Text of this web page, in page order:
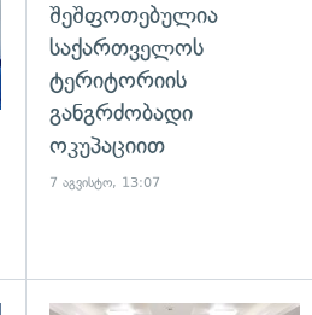
შეშფოთებულია
საქართველოს
ტერიტორიის
განგრძობადი
ოკუპაციით
7 აგვისტო, 13:07